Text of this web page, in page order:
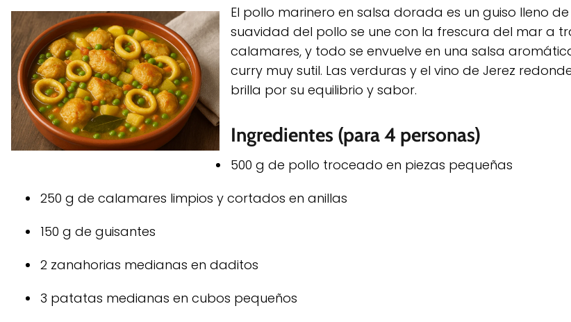
El pollo marinero en salsa dorada es un guiso lleno
suavidad del pollo se une con la frescura del mar a
calamares, y todo se envuelve en una salsa
curry muy sutil. Las verduras y el vino de Jerez
brilla por su equilibrio y sabor.
Ingredientes (para 4 personas)
500 g de pollo troceado en piezas pequeñas
250 g de calamares limpios y cortados en anillas
150 g de guisantes
2 zanahorias medianas en daditos
3 patatas medianas en cubos pequeños